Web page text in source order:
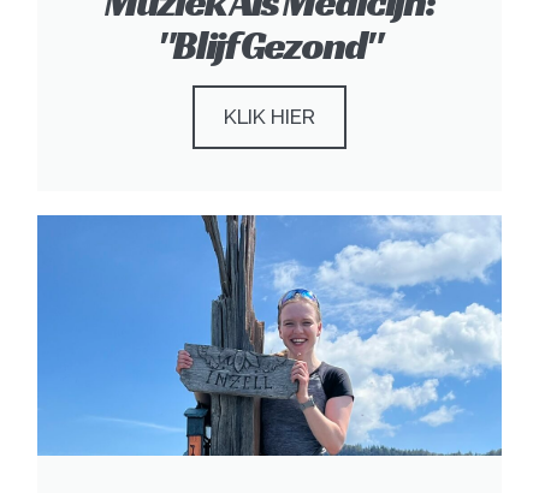
"Blijf Gezond"
KLIK HIER